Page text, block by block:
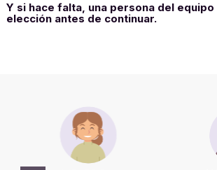
Y si hace falta, una persona del
elección antes de continuar.